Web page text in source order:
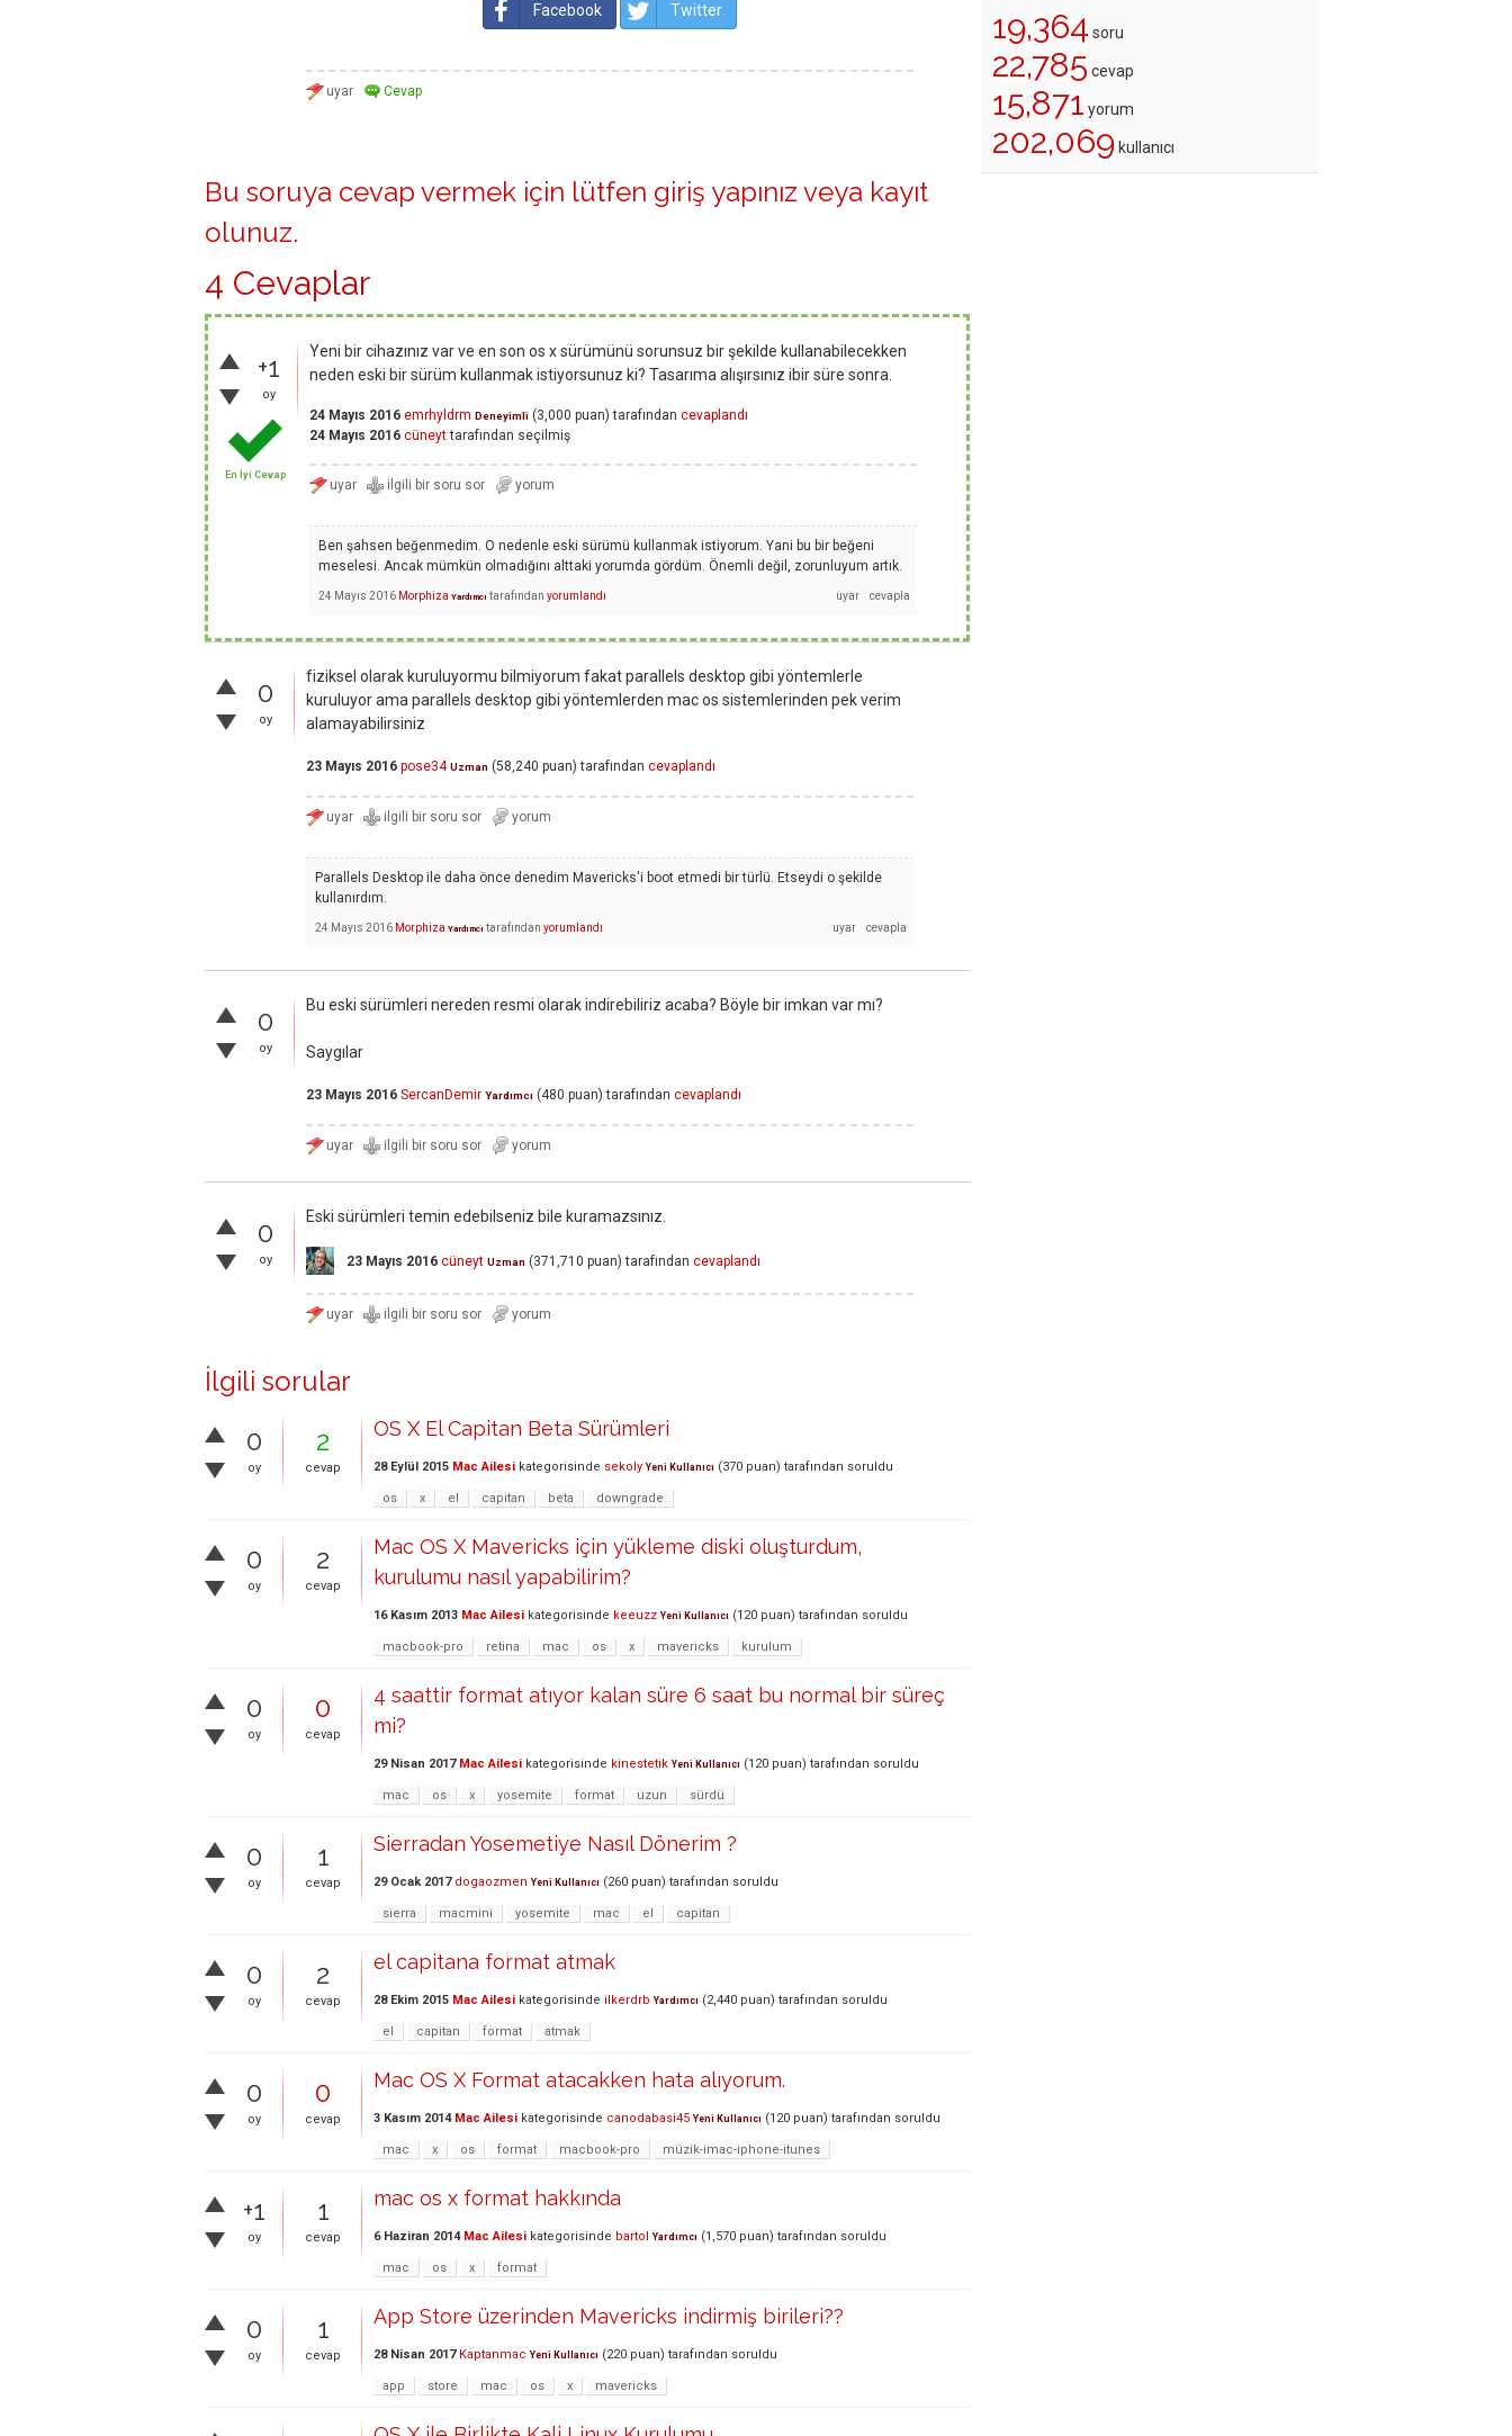
Facebook Twitter
Bu soruya cevap vermek için lütfen giriş yapınız veya kayıt
olunuz.
4 Cevaplar
+1
oy
En İyi Cevap
Yeni bir cihazınız var ve en son os x sürümünü sorunsuz bir şekilde kullanabilecekken
neden eski bir sürüm kullanmak istiyorsunuz ki? Tasarıma alışırsınız ibir süre sonra.
24 Mayıs 2016 emrhyldrm Deneyimli (3,000 puan) tarafından cevaplandı
24 Mayıs 2016 cüneyttarafından seçilmiş
Ben şahsen beğenmedim. O nedenle eski sürümü kullanmak istiyorum. Yani bu bir beğeni
meselesi. Ancak mümkün olmadığını alttaki yorumda gördüm. Önemli değil, zorunluyum artık.
24 Mayıs 2016 Morphiza Yardımcı tarafından yorumlandı
0
oy
fiziksel olarak kuruluyormu bilmiyorum fakat parallels desktop gibi yöntemlerle
kuruluyor ama parallels desktop gibi yöntemlerden mac os sistemlerinden pek verim
alamayabilirsiniz
23 Mayıs 2016 pose34 Uzman (58,240 puan) tarafından cevaplandı
Parallels Desktop ile daha önce denedim Mavericks'i boot etmedi bir türlü. Etseydi o şekilde
kullanırdım.
24 Mayıs 2016 Morphiza Yardımcı tarafından yorumlandı
0
oy
Bu eski sürümleri nereden resmi olarak indirebiliriz acaba? Böyle bir imkan var mı?
Saygılar
23 Mayıs 2016 SercanDemir Yardımcı (480 puan) tarafından cevaplandı
0
oy
Eski sürümleri temin edebilseniz bile kuramazsınız.
23 Mayıs 2016 cüneyt Uzman (371,710 puan) tarafından cevaplandı
İlgili sorular
0
oy
2
cevap
OS X El Capitan Beta Sürümleri
28 Eylül 2015 Mac Ailesi kategorisinde sekoly Yeni Kullanıcı (370 puan) tarafından soruldu
os x el capitan beta downgrade
0
oy
2
cevap
Mac OS X Mavericks için yükleme diski oluşturdum,
kurulumu nasıl yapabilirim?
16 Kasım 2013 Mac Ailesi kategorisinde keeuzz Yeni Kullanıcı (120 puan) tarafından soruldu
macbook-pro retina mac os x mavericks kurulum
0
oy
0
cevap
4 saattir format atıyor kalan süre 6 saat bu normal bir süreç
mi?
29 Nisan 2017 Mac Ailesi kategorisinde kinestetik Yeni Kullanıcı (120 puan) tarafından soruldu
mac os x yosemite format uzun sürdü
0
oy
1
cevap
Sierradan Yosemetiye Nasıl Dönerim ?
29 Ocak 2017 dogaozmen Yeni Kullanıcı (260 puan) tarafından soruldu
sierra macmini yosemite mac el capitan
0
oy
2
cevap
el capitana format atmak
28 Ekim 2015 Mac Ailesi kategorisinde ilkerdrb Yardımcı (2,440 puan) tarafından soruldu
el capitan format atmak
0
oy
0
cevap
Mac OS X Format atacakken hata alıyorum.
3 Kasım 2014 Mac Ailesi kategorisinde canodabasi45 Yeni Kullanıcı (120 puan) tarafından soruldu
mac x os format macbook-pro müzik-imac-iphone-itunes
+1
oy
1
cevap
mac os x format hakkında
6 Haziran 2014 Mac Ailesi kategorisinde bartol Yardımcı (1,570 puan) tarafından soruldu
mac os x format
0
oy
1
cevap
App Store üzerinden Mavericks indirmiş birileri??
28 Nisan 2017 Kaptanmac Yeni Kullanıcı (220 puan) tarafından soruldu
app store mac os x mavericks
19,364 soru
22,785 cevap
15,871 yorum
202,069 kullanıcı